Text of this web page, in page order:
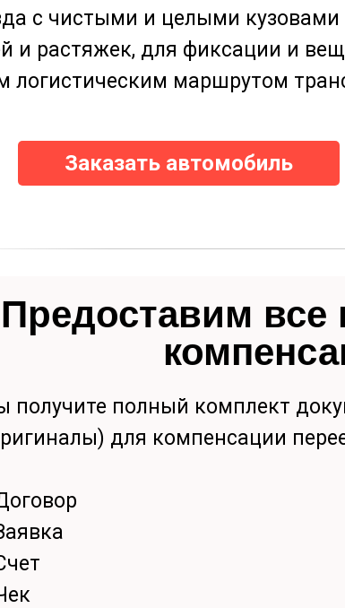
с чистыми и целыми
и растяжек, для фиксации и
логистическим маршрутом
Заказать автомобиль
получите полный комплект
для компенсации
Предоставим